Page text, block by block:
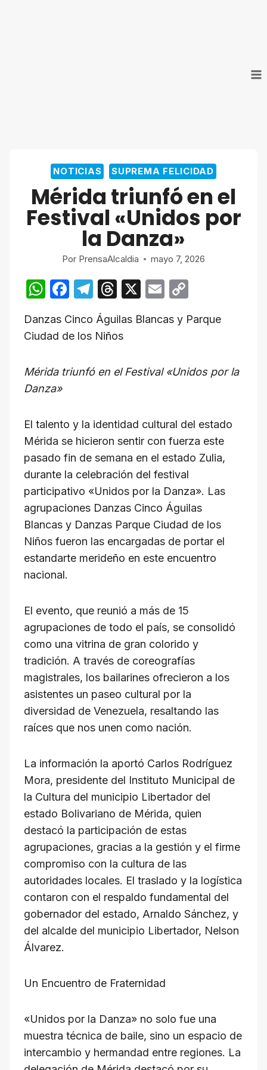
NOTICIAS SUPREMA FELICIDAD
Mérida triunfó en el
Festival «Unidos por
la Danza»
Por PrensaAlcaldia mayo 7, 2026
W
at
s
A
p
F
c
e
b
k
T
el
e
gr
a
m
T
e
a
d
X
E
ail p
Li
n
Danzas Cinco Águilas Blancas y Parque
Ciudad de los Niños
Mérida triunfó en el Festival «Unidos por la
Danza»
El talento y la identidad cultural del estado
Mérida se hicieron sentir con fuerza este
pasado fin de semana en el estado Zulia,
durante la celebración del festival
participativo «Unidos por la Danza». Las
agrupaciones Danzas Cinco Águilas
Blancas y Danzas Parque Ciudad de los
Niños fueron las encargadas de portar el
estandarte merideño en este encuentro
nacional.
El evento, que reunió a más de 15
agrupaciones de todo el país, se consolidó
como una vitrina de gran colorido y
tradición. A través de coreografías
magistrales, los bailarines ofrecieron a los
asistentes un paseo cultural por la
diversidad de Venezuela, resaltando las
raíces que nos unen como nación.
La información la aportó Carlos Rodríguez
Mora, presidente del Instituto Municipal de
la Cultura del municipio Libertador del
estado Bolivariano de Mérida, quien
destacó la participación de estas
agrupaciones, gracias a la gestión y el firme
compromiso con la cultura de las
autoridades locales. El traslado y la logística
contaron con el respaldo fundamental del
gobernador del estado, Arnaldo Sánchez, y
del alcalde del municipio Libertador, Nelson
Álvarez.
Un Encuentro de Fraternidad
«Unidos por la Danza» no solo fue una
muestra técnica de baile, sino un espacio de
intercambio y hermandad entre regiones. La